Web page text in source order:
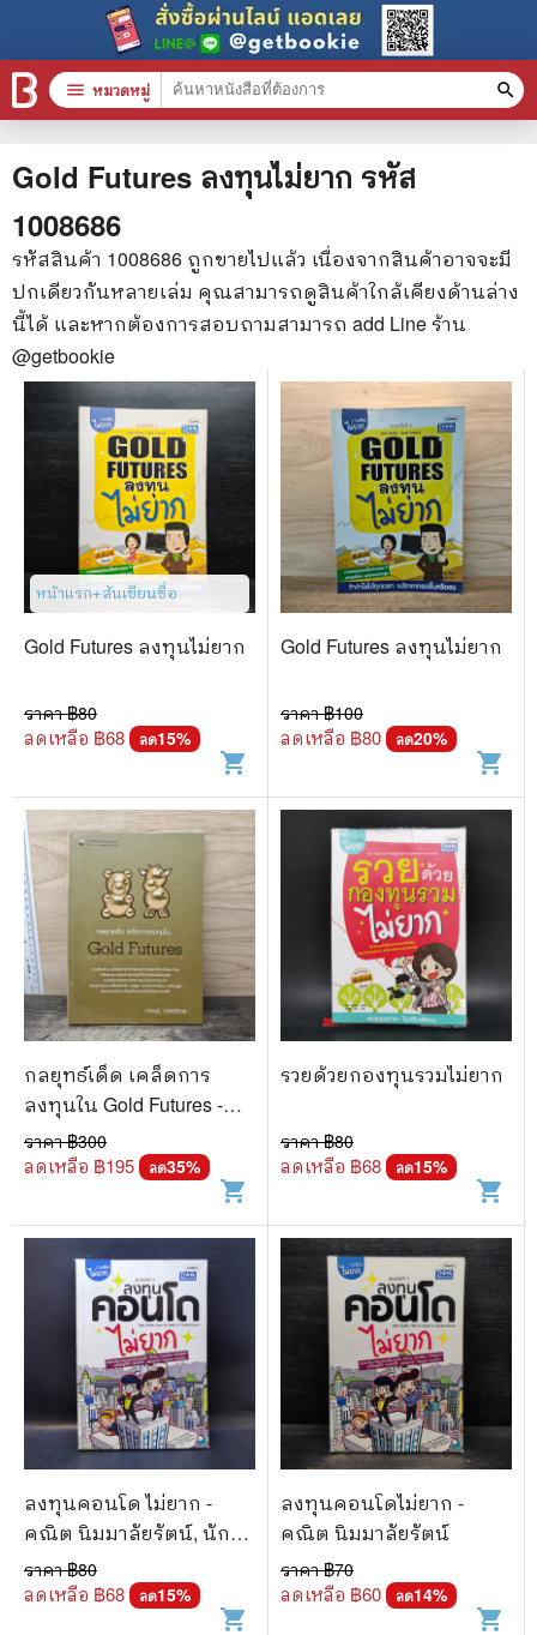
Gold Futures ลงทุนไม่ยาก รหัส
1008686
รหัสสินค้า 1008686 ถูกขายไปแล้ว เนื่องจากสินค้าอาจจะมี
ปกเดียวกันหลายเล่ม คุณสามารถดูสินค้าใกล้เคียงด้านล่าง
นี้ได้ และหากต้องการสอบถามสามารถ add Line ร้าน
@getbookie
หน้าแรก+สันเขียนชื่อ
Gold Futures ลงทุนไม่ยาก
ราคา ฿80
ลดเหลือ ฿68 ลด15%
shopping_cart
Gold Futures ลงทุนไม่ยาก
ราคา ฿100
ลดเหลือ ฿80 ลด20%
shopping_cart
กลยุทธ์เด็ด เคล็ดการ
ลงทุนใน Gold Futures -
ภาคภูมิ ภาคย์วิศาล
ราคา ฿300
ลดเหลือ ฿195 ลด35%
shopping_cart
รวยด้วยกองทุนรวมไม่ยาก
ราคา ฿80
ลดเหลือ ฿68 ลด15%
shopping_cart
ลงทุนคอนโด ไม่ยาก -
คณิต นิมมาลัยรัตน์, นัก
ลงทุนคุณเพชร
ราคา ฿80
ลดเหลือ ฿68 ลด15%
shopping_cart
ลงทุนคอนโดไม่ยาก -
คณิต นิมมาลัยรัตน์
ราคา ฿70
ลดเหลือ ฿60 ลด14%
shopping_cart
menu หมวดหมู่ search
หมวดหมู่สินค้า
หนังสือทั้งหมด
stars สินค้าใช้เฉพาะแต้มเท่านั้น
📚 หนังสือทั่วไป
🦄 วรรณกรรม นิยาย เรื่องสั้น
🎓 การศึกษา
😼 หนังสือการ์ตูน
🐲 หนังสือเด็ก
📕 นิตยสาร
🌎 International Books
📅 สินค้าอื่นๆ